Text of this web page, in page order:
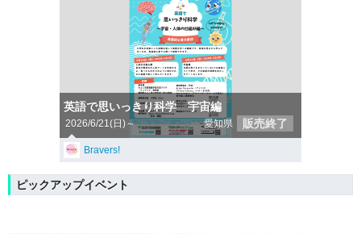
英語で思いっきり科学 宇宙編
2026/6/21(日)～ 愛知県 販売終了
Bravers!
ピックアップイベント